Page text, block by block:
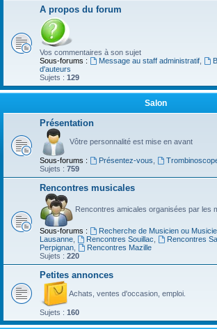
A propos du forum
Vos commentaires à son sujet
Sous-forums :
Message au staff administratif,
d'auteurs
Sujets : 129
Salon
Présentation
Vôtre personnalité est mise en avant
Sous-forums : Présentez-vous
Sujets : 759
Rencontres musicales
Rencontres amicales organisées par les
Sous-forums : Recherche de Musicien ou
Lausanne
Rencontres Souillac Rencontres
Perpignan
Rencontres Mazille
Sujets : 220
Petites annonces
Achats, ventes d'occasion, emploi.
Sujets : 160